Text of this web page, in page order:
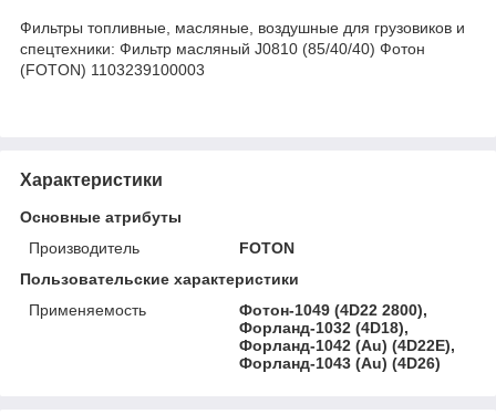
Фильтры топливные, масляные, воздушные для грузовиков и
спецтехники: Фильтр масляный J0810 (85/40/40) Фотон
(FOTON) 1103239100003
Характеристики
Основные атрибуты
Производитель
FOTON
Пользовательские характеристики
Применяемость
Фотон-1049 (4D22 2800),
Форланд-1032 (4D18),
Форланд-1042 (Au) (4D22E),
Форланд-1043 (Au) (4D26)